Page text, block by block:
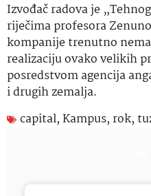
Izvođač radova je
riječima profesora
kompanije trenutno
realizaciju ovako velikih
posredstvom agencija
i drugih zemalja.
capital,Kampus, rok,